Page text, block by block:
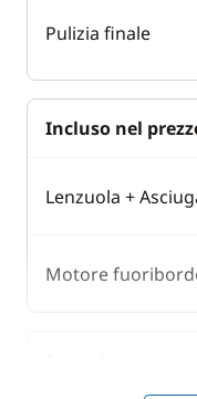
Pulizia finale
Incluso nel
Lenzuola +
Motore